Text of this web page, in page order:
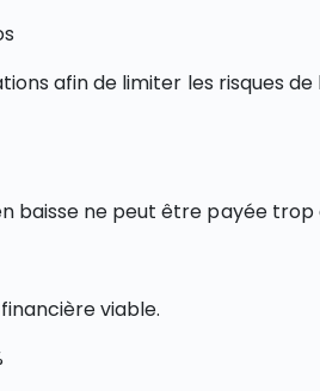
afin de limiter les risques de
baisse ne peut être payée trop
viable.